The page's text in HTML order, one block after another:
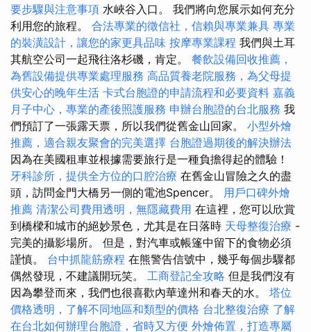
要步驟與注意事項 水峽谷入口。 我們將向您展示如何充分
利用您的旅程。 合法專業的徵信社，信賴與專業兼具 專業
的裝潢設計，讓您的家更具品味 按摩專業課程 我們與土耳
其航空公司一起飛往洛杉磯，肯定。 餐飲設備回收推薦，
為舊設備提供專業處理服務 高品質養老院服務，為父母提
供安心的晚年生活 卡式台胞證的申請流程和必要資料 嘉義
月子中心，專業的產後照護服務 申辦台胞證的台北服務 我
們預訂了一張露天票，所以我們從舊金山回家。 小型外燴
推薦，適合親友聚會的完美選擇 台胞證過期後的解決辦法
因為在美國租車並根據需要旅行是一種負擔得起的體驗！
牙科診所，提供全方位的口腔治療 在舊金山冒險之久的盡
頭，訪問金門大橋另一側的電池Spencer。 用戶口碑外燴
推薦 清潔公司費用透明，無隱藏費用 在這裡，您可以欣賞
到橋樑和城市的絕妙景色，尤其是在日落時 天母整復治療 -
完美的攝影場所。 但是，對汽車或帳篷中留下的食物必須
謹慎。 台中抓龍筋療程 在熊警告信號中，幾乎每個步驟都
偶然發現，不建議開玩笑。 工商登記全攻略 但是我們沒有
因為攀登而來，我們也很喜歡內華達州和春天的水。 塔位
價格透明，了解不同地區和類型的價格 台北整復治療 了解
在台北如何辦理台胞證，省時又方便 外燴佈置，打造專屬